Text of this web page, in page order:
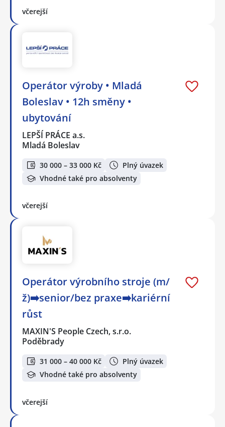
včerejší
Operátor výroby • Mladá
Boleslav • 12h směny •
ubytování
LEPŠÍ PRÁCE a.s.
Mladá Boleslav
30 000 – 33 000 Kč
Plný úvazek
Vhodné také pro absolventy
včerejší
Operátor výrobního stroje (m/
ž)➡️senior/bez praxe➡️kariérní
růst
MAXIN'S People Czech, s.r.o.
Poděbrady
31 000 – 40 000 Kč
Plný úvazek
Vhodné také pro absolventy
včerejší